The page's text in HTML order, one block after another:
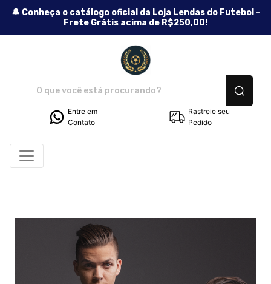
🔔 Conheça o catálogo oficial da Loja Lendas do Futebol -
Frete Grátis acima de R$250,00!
Entre em
Contato
Rastreie seu
Pedido